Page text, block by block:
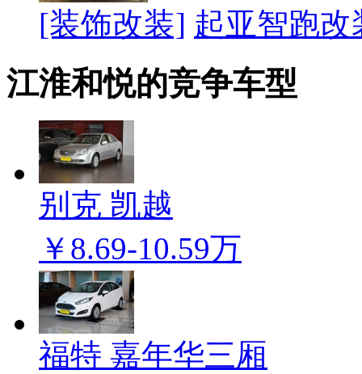
[装饰改装] 起亚智跑
江淮和悦的竞争车型
别克 凯越
￥8.69-10.59万
福特 嘉年华三厢